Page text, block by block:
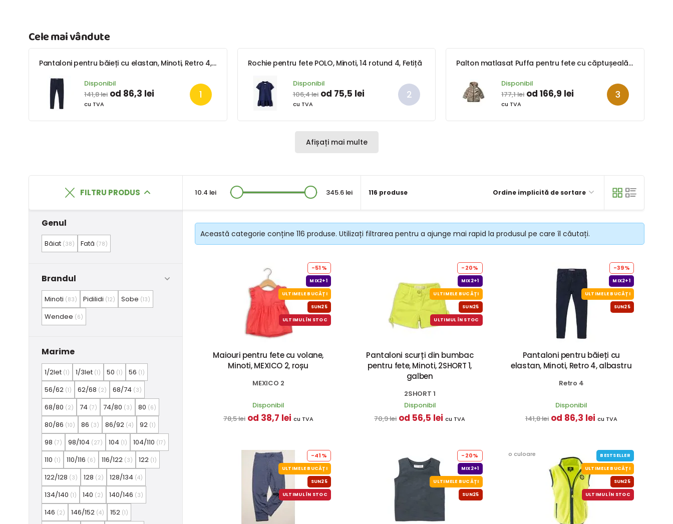
Cele mai vândute
Pantaloni pentru băieți cu elastan, Minoti, Retro 4, albastru
Disponibil
141,8 lei od 86,3 lei
cu TVA
Rochie pentru fete POLO, Minoti, 14 rotund 4, Fetiță
Disponibil
106,4 lei od 75,5 lei
cu TVA
Palton matlasat Puffa pentru fete cu căptușeală din blană, Minoti, 16 haină 20, maro
Disponibil
177,1 lei od 166,9 lei
cu TVA
Afișați mai multe
FILTRU PRODUS 116 produse Ordine implicită de sortare
Genul
Băiat (38) Fată (78)
Brandul
Minoti (83) Pidilidi (12) Sobe (13)
Wendee (6)
Marime
1/2let (1) 1/3let (1) 50 (1) 56 (1)
56/62 (1) 62/68 (2) 68/74 (3)
68/80 (2) 74 (7) 74/80 (3) 80 (6)
80/86 (10) 86 (3) 86/92 (4) 92 (1)
98 (7) 98/104 (27) 104 (1) 104/110 (17)
110 (1) 110/116 (6) 116/122 (3) 122 (1)
122/128 (3) 128 (2) 128/134 (4)
134/140 (1) 140 (2) 140/146 (3)
146 (2) 146/152 (4) 152 (1)
10.4 lei 345.6 lei
Această categorie conține 116 produse. Utilizați filtrarea pentru a ajunge mai rapid la produsul pe care îl căutați.
-51%
MIX2+1
ULTIMELE BUCĂȚI
SUN25
ULTIMUL ÎN STOC
Maiouri pentru fete cu volane,
Minoti, MEXICO 2, roșu
MEXICO 2
Disponibil
78,5 lei od 38,7 lei cu TVA
-20%
MIX2+1
ULTIMELE BUCĂȚI
SUN25
ULTIMUL ÎN STOC
Pantaloni scurți din bumbac
pentru fete, Minoti, 2SHORT 1,
galben
2SHORT 1
Disponibil
70,9 lei od 56,5 lei cu TVA
-39%
MIX2+1
ULTIMELE BUCĂȚI
SUN25
Pantaloni pentru băieți cu
elastan, Minoti, Retro 4, albastru
Retro 4
Disponibil
141,8 lei od 86,3 lei cu TVA
-41%
ULTIMELE BUCĂȚI
SUN25
ULTIMUL ÎN STOC
-20%
MIX2+1
ULTIMELE BUCĂȚI
SUN25
o culoare BESTSELLER
ULTIMELE BUCĂȚI
SUN25
ULTIMUL ÎN STOC